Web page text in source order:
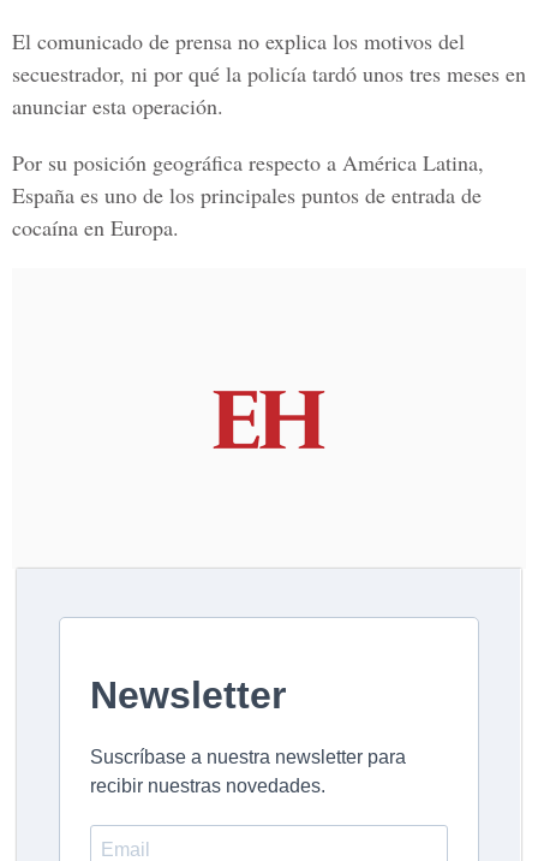
El comunicado de prensa no explica los motivos del
secuestrador, ni por qué la policía tardó unos tres meses en
anunciar esta operación.
Por su posición geográfica respecto a América Latina,
España es uno de los principales puntos de entrada de
cocaína en Europa.